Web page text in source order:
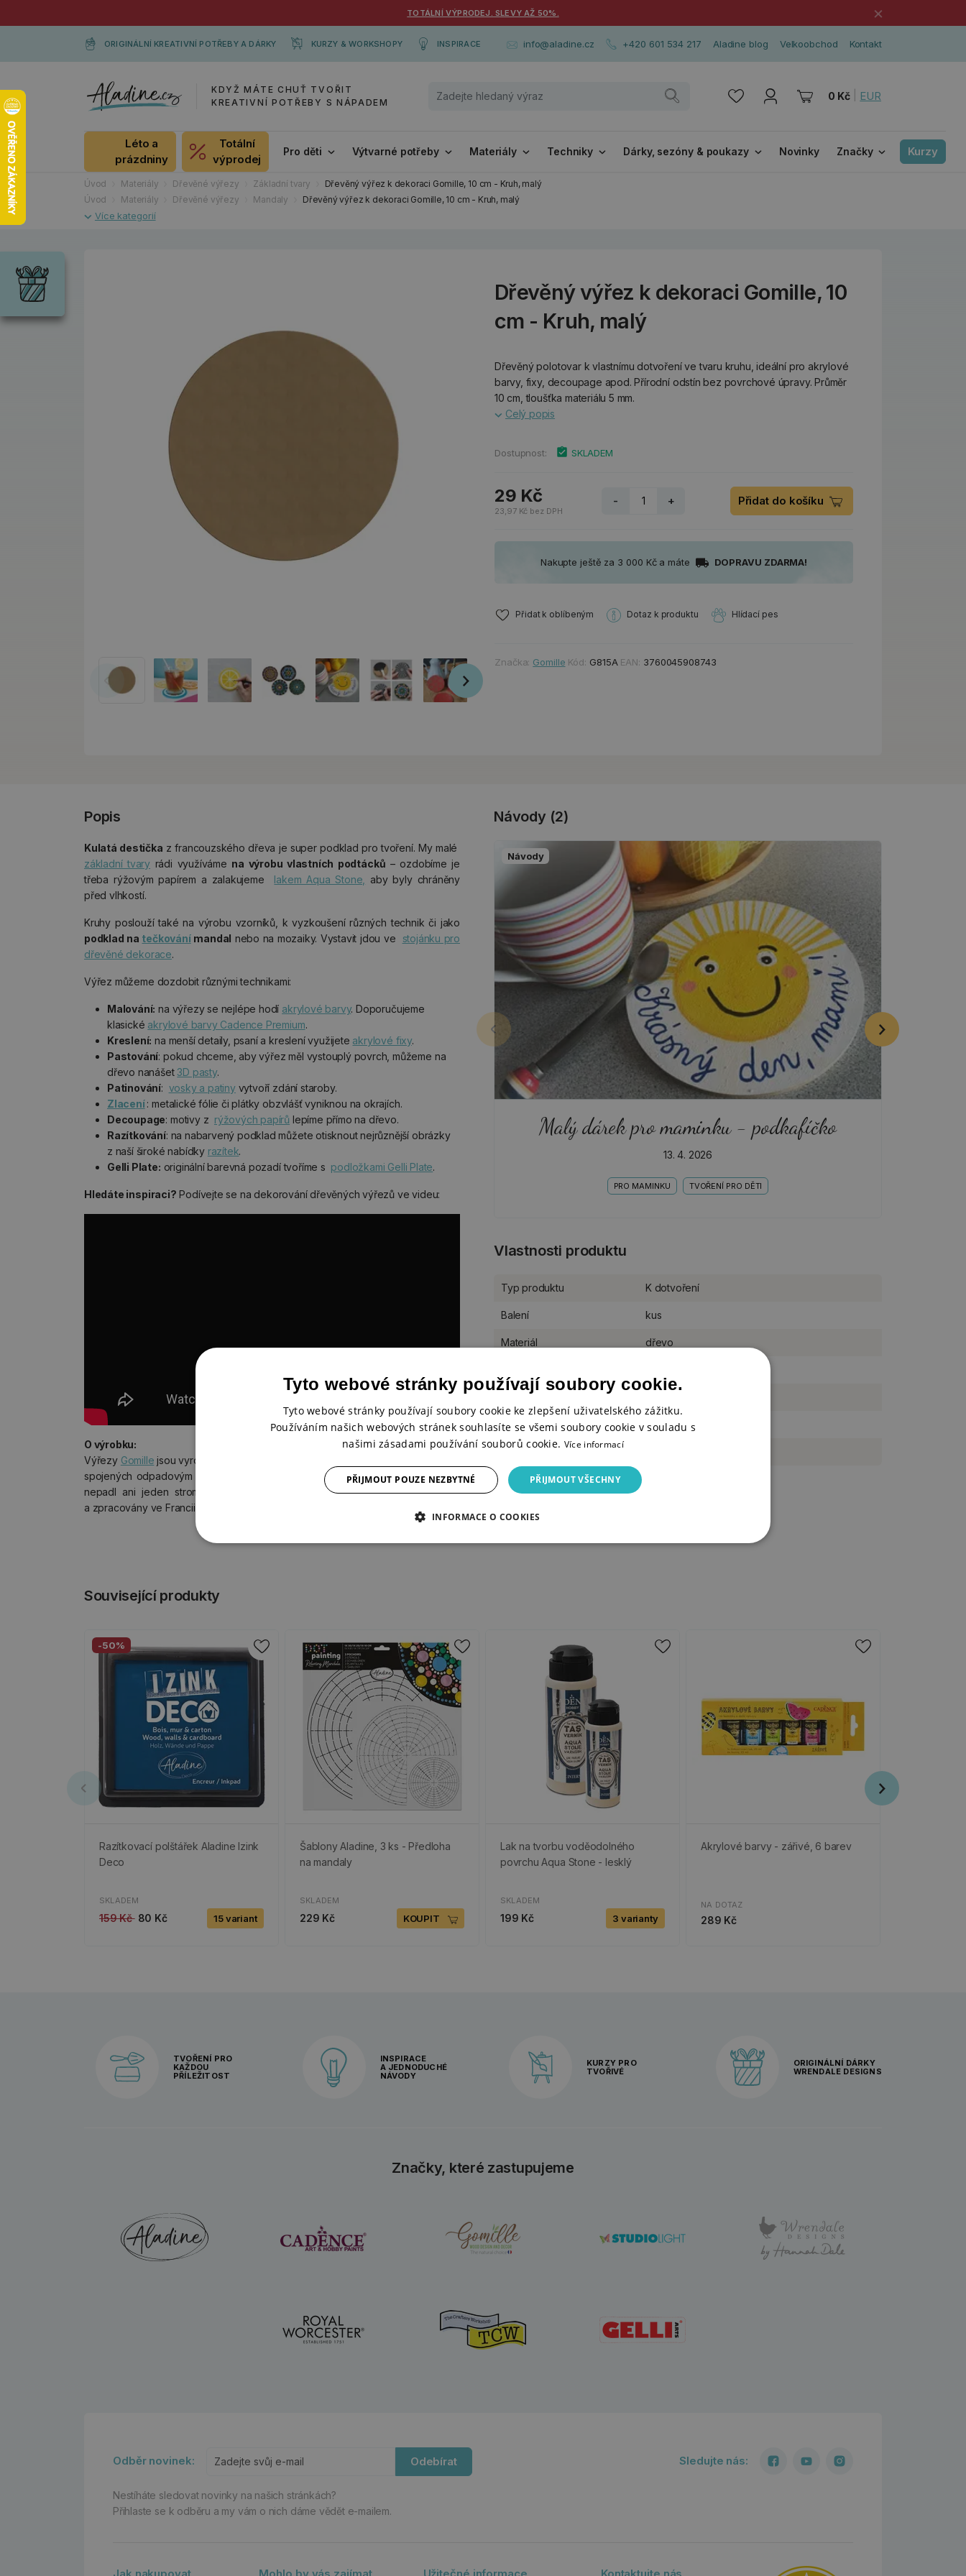
TOTÁLNÍ VÝPRODEJ. SLEVY AŽ 50%. ×
ORIGINÁLNÍ KREATIVNÍ POTŘEBY A DÁRKY KURZY & WORKSHOPY INSPIRACE info@aladine.cz +420 601 534 217 Aladine blog Velkoobchod Kontakt
KDYŽ MÁTE CHUŤ TVOŘIT
KREATIVNÍ POTŘEBY S NÁPADEM
0 Kč EUR
Léto a
prázdniny
Totální
výprodej
Pro děti Výtvarné potřeby Materiály Techniky Dárky, sezóny & poukazy Novinky Značky Kurzy
Úvod Materiály Dřevěné výřezy Základní tvary
Dřevěný výřez k dekoraci Gomille, 10 cm - Kruh, malý
Úvod
Materiály Dřevěné výřezy Mandaly Dřevěný výřez k dekoraci Gomille, 10 cm - Kruh, malý
Dřevěný výřez k dekoraci Gomille, 10
cm - Kruh, malý
Dřevěný polotovar k vlastnímu dotvoření ve tvaru kruhu, ideální pro akrylové
barvy, fixy, decoupage apod. Přírodní odstín bez povrchové úpravy. Průměr
10 cm, tloušťka materiálu 5 mm.
Celý popis
Dostupnost: SKLADEM
29 Kč
23,97 Kč bez DPH
- + Přidat do košíku
Nakupte ještě za 3 000 Kč a máte DOPRAVU ZDARMA!
Přidat k oblíbeným Dotaz k produktu Hlídací pes
Značka: Gomille Kód: G815A EAN: 3760045908743
Popis
Kulatá destička z francouzského dřeva je super podklad pro tvoření. My malé
základní tvary rádi využíváme na výrobu vlastních podtácků – ozdobíme je
třeba rýžovým papírem a zalakujeme lakem Aqua Stone,
aby byly chráněny
před vlhkostí.
Kruhy poslouží také na výrobu vzorníků, k vyzkoušení různých technik či jako
podklad na tečkovánímandal nebo na mozaiky. Vystavit jdou ve stojánku pro
dřevěné dekorace.
Výřez můžeme dozdobit různými technikami:
Malování: na výřezy se nejlépe hodí akrylové barvy. Doporučujeme
klasické akrylové barvy Cadence Premium.
Kreslení: na menší detaily, psaní a kreslení využijete akrylové fixy.
Pastování: pokud chceme, aby výřez měl vystouplý povrch, můžeme na
dřevo nanášet3D pasty.
Patinování: vosky a patinyvytvoří zdání staroby.
Zlacení: metalické fólie či plátky obzvlášť vyniknou na okrajích.
Decoupage: motivy z rýžových papírů lepíme přímo na dřevo.
Razítkování: na nabarvený podklad můžete otisknout nejrůznější obrázky
z naší široké nabídky razítek.
Gelli Plate: originální barevná pozadí tvoříme s podložkami Gelli Plate.
Hledáte inspiraci? Podívejte se na dekorování dřevěných výřezů ve videu:
O výrobku:
Výřezy Gomille jsou vyrobeny z MDF desky z jemných vláken zbytkového dřeva
spojených odpadovým rostlinným lepidlem – to znamená, že na výrobu výřezů
nepadl ani jeden strom. Všechny materiály jsou čerpány z lokálních zdrojů
a zpracovány ve Francii, neobsahují formaldehyd.
Návody (2)
Návody
Malý dárek pro maminku - podkafíčko
13. 4. 2026
PRO MAMINKU TVOŘENÍ PRO DĚTI
Vlastnosti produktu
Typ produktu K dotvoření
Balení kus
Materiál dřevo
Rozměr
Použití na postavení do stojánku
Motiv/téma
Související produkty
-50%
Razítkovací polštářek Aladine Izink
Deco
SKLADEM
159 Kč 80 Kč 15 variant
Šablony Aladine, 3 ks - Předloha
na mandaly
SKLADEM
229 Kč KOUPIT
Lak na tvorbu voděodolného
povrchu Aqua Stone - lesklý
SKLADEM
199 Kč 3 varianty
Akrylové barvy - zářivé, 6 barev
NA DOTAZ
289 Kč
TVOŘENÍ PRO
KAŽDOU
PŘÍLEŽITOST
INSPIRACE
A JEDNODUCHÉ
NÁVODY
KURZY PRO
TVOŘIVÉ
ORIGINÁLNÍ DÁRKY
WRENDALE DESIGNS
Značky, které zastupujeme
Odběr novinek: Odebírat
Nestíháte sledovat novinky na našich stránkách?
Přihlaste se k odběru a my vám o nich dáme vědět e-mailem.
Sledujte nás:
Tyto webové stránky používají soubory cookie.
Tyto webové stránky používají soubory cookie ke zlepšení uživatelského zážitku.
Používáním našich webových stránek souhlasíte se všemi soubory cookie v souladu s
našimi zásadami používání souborů cookie. Více informací
PŘIJMOUT VŠECHNY
PŘIJMOUT POUZE NEZBYTNÉ
INFORMACE O COOKIES